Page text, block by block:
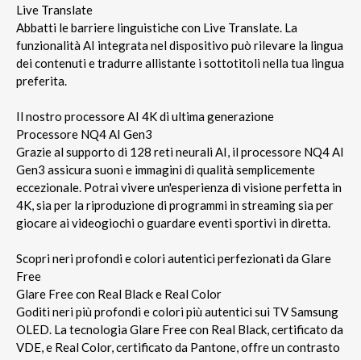
Live Translate
Abbatti le barriere linguistiche con Live Translate. La
funzionalità AI integrata nel dispositivo può rilevare la lingua
dei contenuti e tradurre allistante i sottotitoli nella tua lingua
preferita.
Il nostro processore AI 4K di ultima generazione
Processore NQ4 AI Gen3
Grazie al supporto di 128 reti neurali AI, il processore NQ4 AI
Gen3 assicura suoni e immagini di qualità semplicemente
eccezionale. Potrai vivere un'esperienza di visione perfetta in
4K, sia per la riproduzione di programmi in streaming sia per
giocare ai videogiochi o guardare eventi sportivi in diretta.
Scopri neri profondi e colori autentici perfezionati da Glare
Free
Glare Free con Real Black e Real Color
Goditi neri più profondi e colori più autentici sui TV Samsung
OLED. La tecnologia Glare Free con Real Black, certificato da
VDE, e Real Color, certificato da Pantone, offre un contrasto